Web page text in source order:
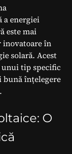
a energiei
este mai
inovatoare în
solară. Acest
unui tip specific
bună înțelegere
O